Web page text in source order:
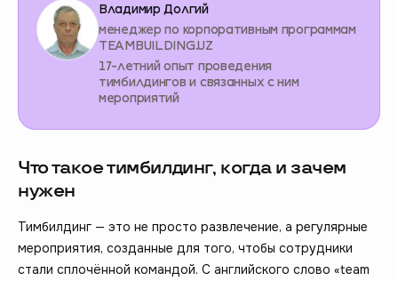
Владимир Долгий
менеджер по корпоративным программам
TEAMBUILDING.UZ
17-летний опыт проведения
тимбилдингов и связанных с ним
мероприятий
Что такое тимбилдинг, когда и зачем
нужен
Тимбилдинг — это не просто развлечение, а регулярные
мероприятия, созданные для того, чтобы сотрудники
стали сплочённой командой. С английского слово «team